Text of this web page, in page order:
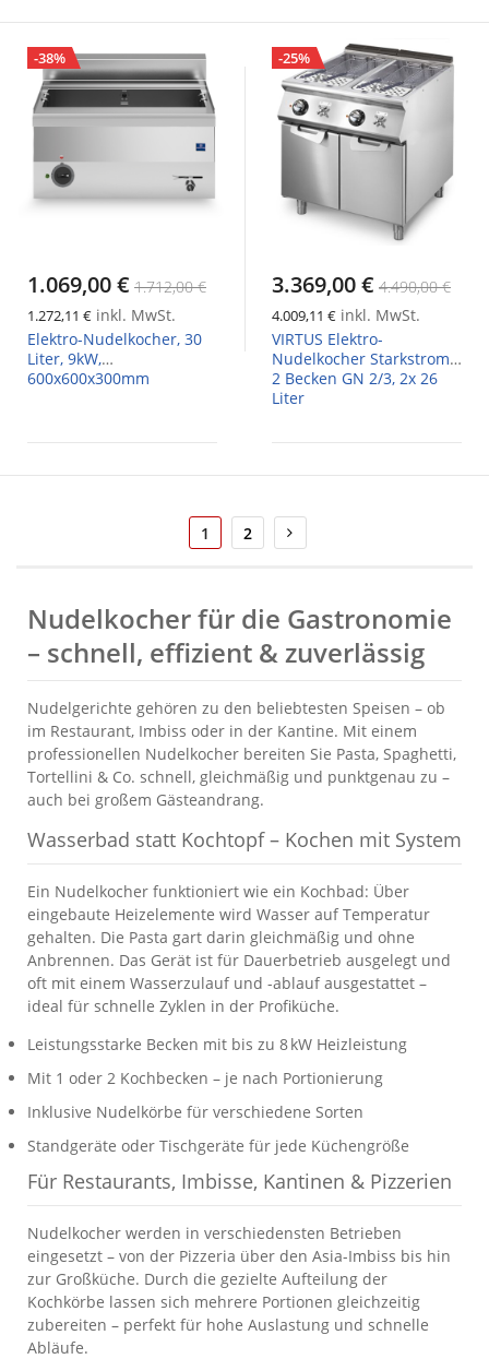
-38%
1.069,00 € 1.712,00 €
1.272,11 € inkl. MwSt.
Elektro-Nudelkocher, 30
Liter, 9kW,
600x600x300mm
-25%
3.369,00 € 4.490,00 €
4.009,11 € inkl. MwSt.
VIRTUS Elektro-
Nudelkocher Starkstrom,
2 Becken GN 2/3, 2x 26
Liter
Seite
Sie
lesen
gerade
1 Seite
2 Seite
Weiter
Nudelkocher für die Gastronomie
– schnell, effizient & zuverlässig
Nudelgerichte gehören zu den beliebtesten Speisen – ob
im Restaurant, Imbiss oder in der Kantine. Mit einem
professionellen Nudelkocher bereiten Sie Pasta, Spaghetti,
Tortellini & Co. schnell, gleichmäßig und punktgenau zu –
auch bei großem Gästeandrang.
Wasserbad statt Kochtopf – Kochen mit System
Ein Nudelkocher funktioniert wie ein Kochbad: Über
eingebaute Heizelemente wird Wasser auf Temperatur
gehalten. Die Pasta gart darin gleichmäßig und ohne
Anbrennen. Das Gerät ist für Dauerbetrieb ausgelegt und
oft mit einem Wasserzulauf und -ablauf ausgestattet –
ideal für schnelle Zyklen in der Profiküche.
Leistungsstarke Becken mit bis zu 8 kW Heizleistung
Mit 1 oder 2 Kochbecken – je nach Portionierung
Inklusive Nudelkörbe für verschiedene Sorten
Standgeräte oder Tischgeräte für jede Küchengröße
Für Restaurants, Imbisse, Kantinen & Pizzerien
Nudelkocher werden in verschiedensten Betrieben
eingesetzt – von der Pizzeria über den Asia-Imbiss bis hin
zur Großküche. Durch die gezielte Aufteilung der
Kochkörbe lassen sich mehrere Portionen gleichzeitig
zubereiten – perfekt für hohe Auslastung und schnelle
Abläufe.